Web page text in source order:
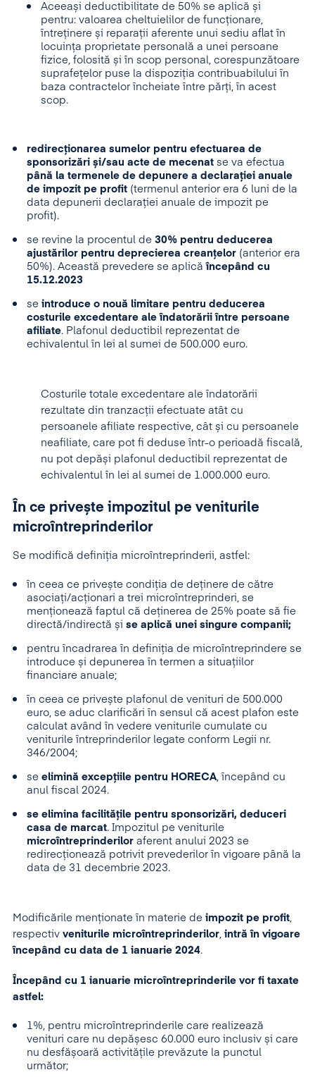
Aceeași deductibilitate de 50% se aplică și
pentru: valoarea cheltuielilor de funcționare,
întreținere și reparații aferente unui sediu aflat în
locuința proprietate personală a unei persoane
fizice, folosită și în scop personal, corespunzătoare
suprafețelor puse la dispoziția contribuabilului în
baza contractelor încheiate între părți, în acest
scop.
redirecționarea sumelor pentru efectuarea de
sponsorizări și/sau acte de mecenat se va efectua
până la termenele de depunere a declarației anuale
de impozit pe profit (termenul anterior era 6 luni de la
data depunerii declarației anuale de impozit pe
profit).
se revine la procentul de 30% pentru deducerea
ajustărilor pentru deprecierea creanțelor (anterior era
50%). Această prevedere se aplică începând cu
15.12.2023
se introduce o nouă limitare pentru deducerea
costurile excedentare ale îndatorării între persoane
afiliate. Plafonul deductibil reprezentat de
echivalentul în lei al sumei de 500.000 euro.
Costurile totale excedentare ale îndatorării
rezultate din tranzacții efectuate atât cu
persoanele afiliate respective, cât și cu persoanele
neafiliate, care pot fi deduse într-o perioadă fiscală,
nu pot depăși plafonul deductibil reprezentat de
echivalentul în lei al sumei de 1.000.000 euro.
În ce privește impozitul pe veniturile
microîntreprinderilor
Se modifică definiția microîntreprinderii, astfel:
în ceea ce privește condiția de deținere de către
asociați/acționari a trei microîntreprinderi, se
menționează faptul că deținerea de 25% poate să fie
directă/indirectă și se aplică unei singure companii;
pentru încadrarea în definiția de microîntreprindere se
introduce și depunerea în termen a situațiilor
financiare anuale;
în ceea ce privește plafonul de venituri de 500.000
euro, se aduc clarificări în sensul că acest plafon este
calculat având în vedere veniturile cumulate cu
veniturile întreprinderilor legate conform Legii nr.
346/2004;
se elimină excepțiile pentru HORECA , începând cu
anul fiscal 2024.
se elimina facilitățile pentru sponsorizări, deduceri
casa de marcat. Impozitul pe veniturile
microîntreprinderilor aferent anului 2023 se
redirecționează potrivit prevederilor în vigoare până la
data de 31 decembrie 2023.
Modificările menționate în materie de impozit pe profit
respectiv veniturile microîntreprinderilor intră în vigoare
începând cu data de 1 ianuarie 2024.
Începând cu 1 ianuarie microîntreprinderile vor fi taxate
astfel:
1%, pentru microîntreprinderile care realizează
venituri care nu depășesc 60.000 euro inclusiv și care
nu desfășoară activitățile prevăzute la punctul
următor;